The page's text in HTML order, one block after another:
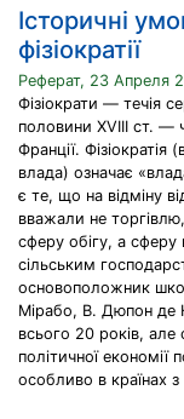
Iсторичні
фізіократії
Реферат, 23 Апреля
Фізіократи — течія
половини XVIII ст. —
Франції.
влада) означає
є те, що на відміну
вважали не
сферу обігу, а
сільським
основоположник
Мірабо, В. Дюпон де
всього 20 років, але
політичної
особливо в країнах